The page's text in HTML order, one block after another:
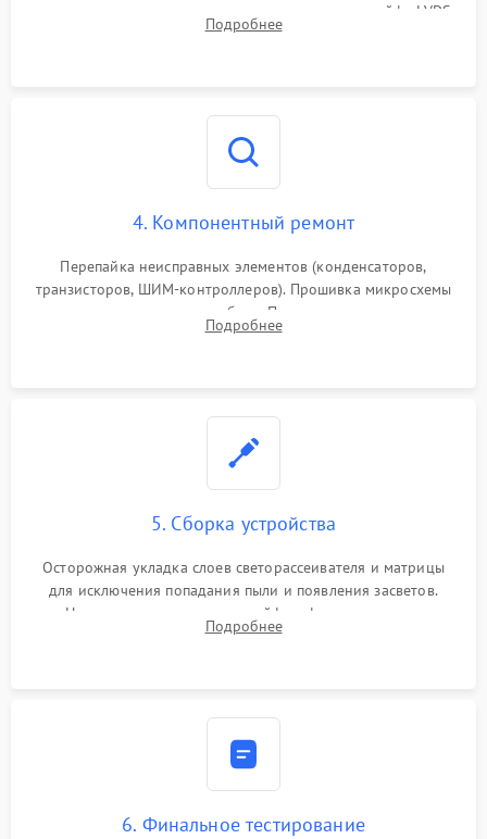
питания скалера и тестирование сигналов на шлейфе LVDS
Подробнее
4. Компонентный ремонт
Перепайка неисправных элементов (конденсаторов,
транзисторов, ШИМ-контроллеров). Прошивка микросхемы
памяти при программных сбоях. При поломке подсветки —
разборка матрицы и замена выгоревших светодиодов.
Подробнее
5. Сборка устройства
Осторожная укладка слоев светорассеивателя и матрицы
для исключения попадания пыли и появления засветов.
Надежное подключение шлейфов, фиксация плат и
аккуратное защелкивание пластикового корпуса монитора.
Подробнее
6. Финальное тестирование